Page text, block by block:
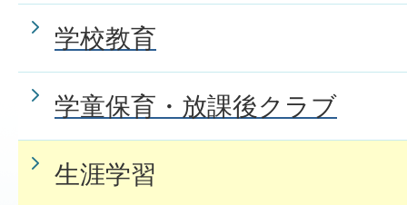
学校教育
学童保育・放課後クラブ
生涯学習